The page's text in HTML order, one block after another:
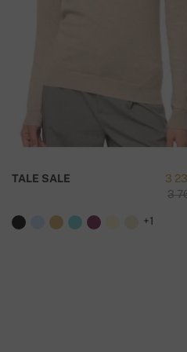
nad 5000 Kč je
3
3
TALE SALE
+1